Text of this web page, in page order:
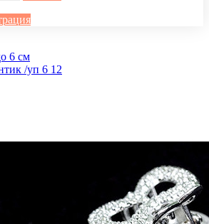
6 см
/уп 6 12